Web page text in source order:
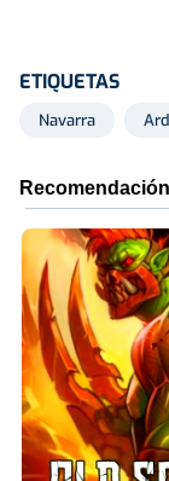
ETIQUETAS
Navarra